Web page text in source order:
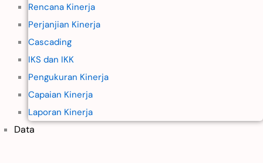
Rencana Kinerja
Perjanjian Kinerja
Cascading
IKS dan IKK
Pengukuran Kinerja
Capaian Kinerja
Laporan Kinerja
Data